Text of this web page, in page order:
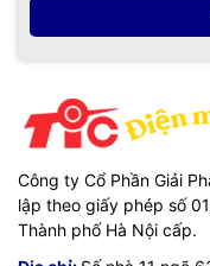
Công ty Cổ Phần Giải
lập theo giấy phép số
Thành phố Hà Nội cấp.